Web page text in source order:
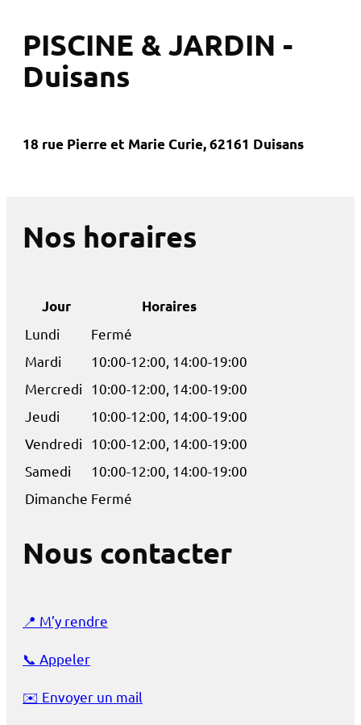
PISCINE & JARDIN -
Duisans
18 rue Pierre et Marie Curie, 62161 Duisans
Nos horaires
Jour
Horaires
Lundi
Fermé
Mardi
10:00-12:00, 14:00-19:00
Mercredi
10:00-12:00, 14:00-19:00
Jeudi
10:00-12:00, 14:00-19:00
Vendredi
10:00-12:00, 14:00-19:00
Samedi
10:00-12:00, 14:00-19:00
Dimanche Fermé
Nous contacter
📍 M’y rendre
📞 Appeler
✉️ Envoyer un mail